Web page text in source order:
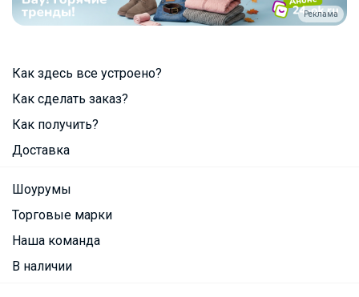
Реклама
Как здесь все устроено?
Как сделать заказ?
Как получить?
Доставка
Шоурумы
Торговые марки
Наша команда
В наличии